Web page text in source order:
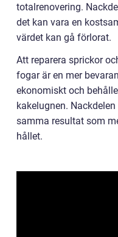
totalrenovering.
det kan vara en
värdet kan gå förlorat.
Att reparera sprickor
fogar är en mer
ekonomiskt och
kakelugnen.
samma resultat som
hållet.